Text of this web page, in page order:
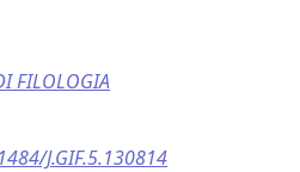
FILOLOGIA
J.GIF.5.130814